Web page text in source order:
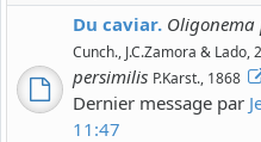
Du caviar. Oligonema
Cunch., J.C.Zamora & Lado,
persimilis P.Karst., 1868
Dernier message par
11:47